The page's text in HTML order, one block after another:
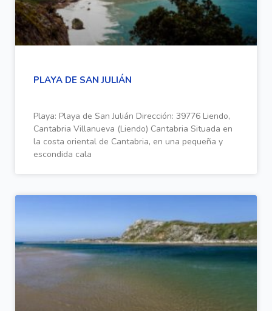
PLAYA DE SAN JULIÁN
Playa: Playa de San Julián Dirección: 39776 Liendo,
Cantabria Villanueva (Liendo) Cantabria Situada en
la costa oriental de Cantabria, en una pequeña y
escondida cala